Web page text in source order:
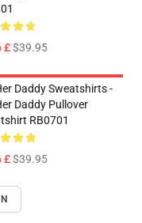
£$39.95
Daddy Sweatshirts -
Daddy Pullover
RB0701
£$39.95